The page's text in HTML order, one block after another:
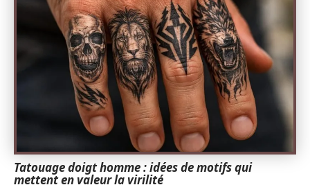
Tatouage doigt homme : idées de motifs qui
mettent en valeur la virilité